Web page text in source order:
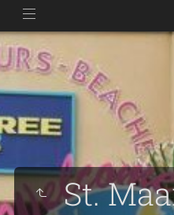
St.